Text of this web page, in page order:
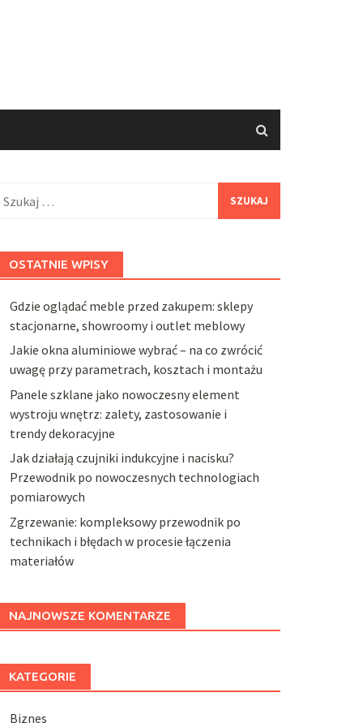
OSTATNIE WPISY
Gdzie oglądać meble przed zakupem: sklepy
stacjonarne, showroomy i outlet meblowy
Jakie okna aluminiowe wybrać – na co zwrócić
uwagę przy parametrach, kosztach i montażu
Panele szklane jako nowoczesny element
wystroju wnętrz: zalety, zastosowanie i
trendy dekoracyjne
Jak działają czujniki indukcyjne i nacisku?
Przewodnik po nowoczesnych technologiach
pomiarowych
Zgrzewanie: kompleksowy przewodnik po
technikach i błędach w procesie łączenia
materiałów
NAJNOWSZE KOMENTARZE
KATEGORIE
Biznes